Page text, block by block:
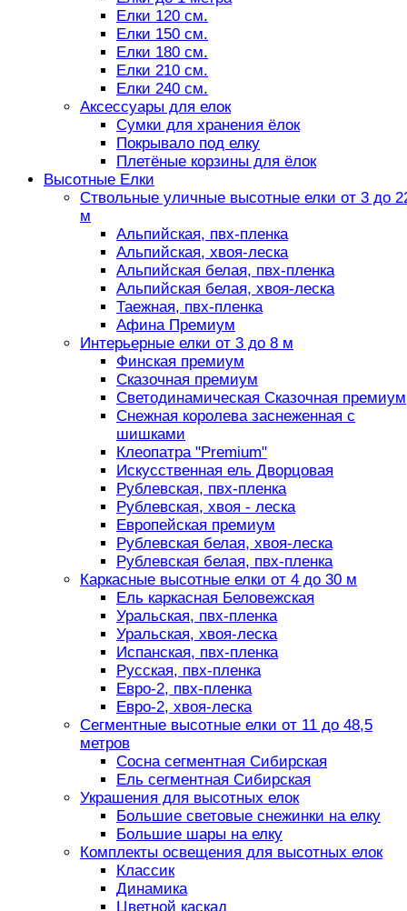
Елки 120 см.
Елки 150 см.
Елки 180 см.
Елки 210 см.
Елки 240 см.
Аксессуары для елок
Сумки для хранения ёлок
Покрывало под елку
Плетёные корзины для ёлок
Высотные Елки
Ствольные уличные высотные елки от 3 до
м
Альпийская, пвх-пленка
Альпийская, хвоя-леска
Альпийская белая, пвх-пленка
Альпийская белая, хвоя-леска
Таежная, пвх-пленка
Афина Премиум
Интерьерные елки от 3 до 8 м
Финская премиум
Сказочная премиум
Светодинамическая Сказочная премиум
Снежная королева заснеженная с
шишками
Клеопатра "Premium"
Искусственная ель Дворцовая
Рублевская, пвх-пленка
Рублевская, хвоя - леска
Европейская премиум
Рублевская белая, хвоя-леска
Рублевская белая, пвх-пленка
Каркасные высотные елки от 4 до 30 м
Ель каркасная Беловежская
Уральская, пвх-пленка
Уральская, хвоя-леска
Испанская, пвх-пленка
Русская, пвх-пленка
Евро-2, пвх-пленка
Евро-2, хвоя-леска
Сегментные высотные елки от 11 до 48,5
метров
Сосна сегментная Сибирская
Ель сегментная Сибирская
Украшения для высотных елок
Большие световые снежинки на елку
Большие шары на елку
Комплекты освещения для высотных елок
Классик
Динамика
Цветной каскад